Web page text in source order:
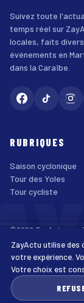
Suivez toute
temps réel sur
locales, faits
événements en
dans la Caraïbe.
RUBRIQUES
Saison cyclonique
Tour des Yoles
Tour cycliste
©2026 ZayActu.org.
Agency
Mentions légales
ZayActu utilise des
votre expérience.
Votre choix est